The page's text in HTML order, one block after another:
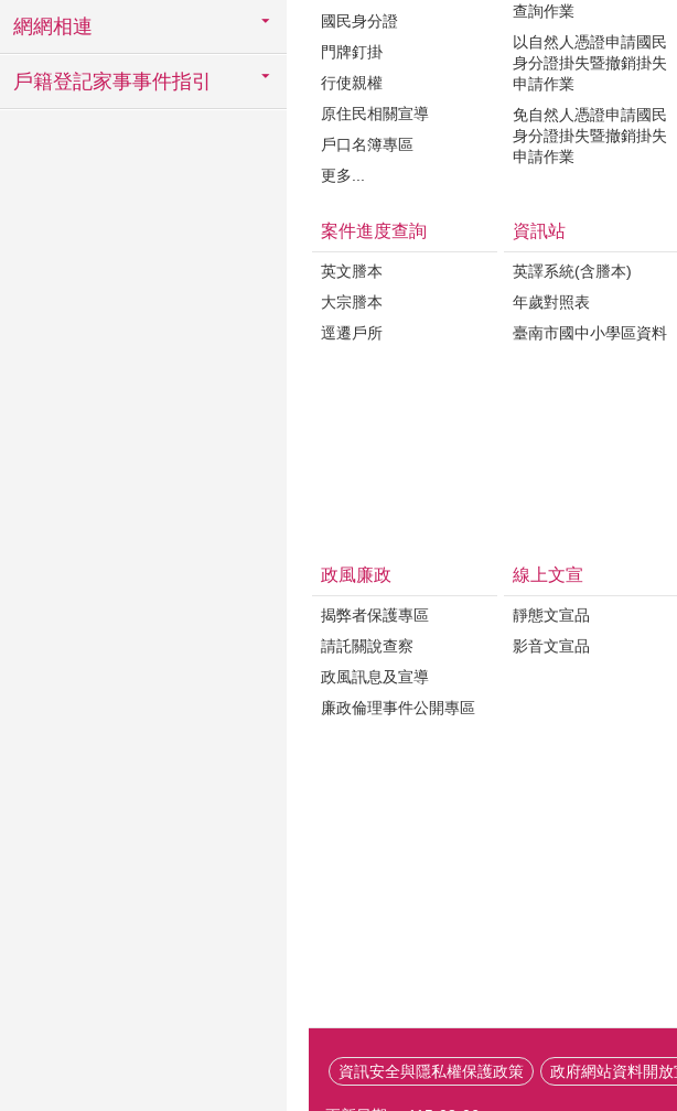
網網相連
戶籍登記家事事件指引
國民身分證
門牌釘掛
行使親權
原住民相關宣導
戶口名簿專區
更多...
查詢作業
以自然人憑證申請國民
身分證掛失暨撤銷掛失
申請作業
免自然人憑證申請國民
身分證掛失暨撤銷掛失
申請作業
案件進度查詢
英文謄本
大宗謄本
逕遷戶所
資訊站
英譯系統(含謄本)
年歲對照表
臺南市國中小學區資料
政風廉政
揭弊者保護專區
請託關說查察
政風訊息及宣導
廉政倫理事件公開專區
線上文宣
靜態文宣品
影音文宣品
資訊安全與隱私權保護政策 政府網站資料開放